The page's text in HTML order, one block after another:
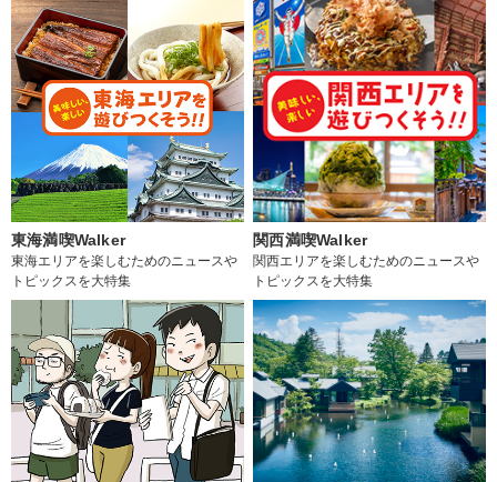
東海満喫Walker
東海エリアを楽しむためのニュースや
トピックスを大特集
関西満喫Walker
関西エリアを楽しむためのニュースや
トピックスを大特集